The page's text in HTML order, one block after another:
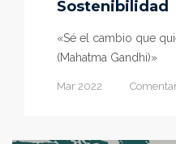
Sostenibilidad
«Sé el cambio que
(Mahatma Gandhi)»
Mar 2022